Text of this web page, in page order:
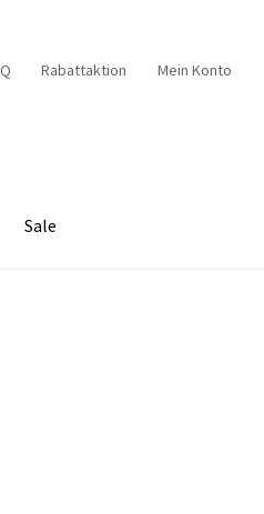
Rabattaktion Mein Konto
Sale